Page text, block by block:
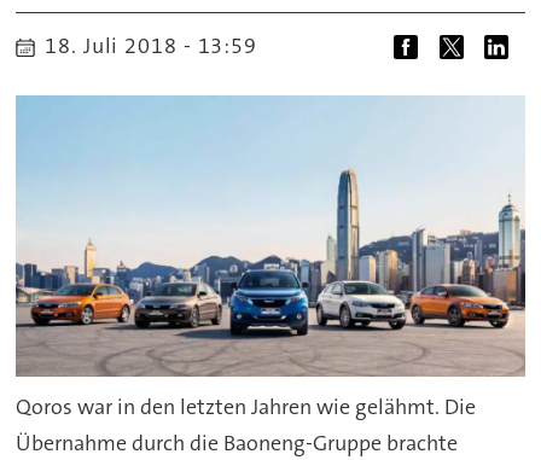
18. Juli 2018 - 13:59
Qoros war in den letzten Jahren wie gelähmt. Die
Übernahme durch die Baoneng-Gruppe brachte